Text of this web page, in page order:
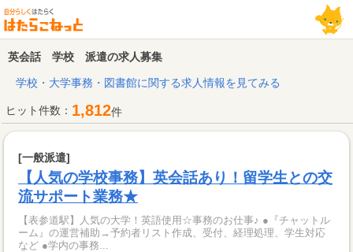
英会話 学校 派遣の求人募集
学校・大学事務・図書館に関する求人情報を見てみる
ヒット件数： 1,812件
[一般派遣]
【人気の学校事務】英会話あり！留学生との交
流サポート業務★
【表参道駅】人気の大学！英語使用☆事務のお仕事♪ ●『チャットル
ーム』の運営補助→予約者リスト作成、受付、経理処理、学生対応
など ●学内の事務...